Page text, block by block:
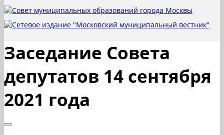
Заседание Совета
депутатов 14 сентября
2021 года